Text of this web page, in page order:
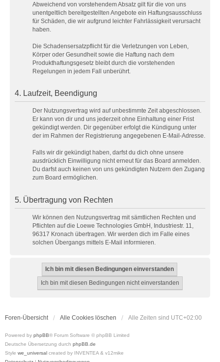
Abweichend von vorstehendem Absatz gilt für die von uns
unentgeltlich bereitgestellten Angebote ein Haftungsausschluss
für Schäden, die wir aufgrund leichter Fahrlässigkeit verursacht
haben.
Die Schadensersatzpflicht für die Verletzungen von Leben,
Körper oder Gesundheit sowie die Haftung nach dem
Produkthaftungsgesetz bleibt durch die vorstehenden
Regelungen in jedem Fall unberührt.
4. Laufzeit, Beendigung
Der Nutzungsvertrag wird auf unbestimmte Zeit abgeschlossen.
Er kann von dir und uns jederzeit ohne Einhaltung einer Frist
gekündigt werden. Dir gegenüber erfolgt die Kündigung unter
der im Rahmen der Registrierung angegebenen E-Mail-Adresse.
Falls wir dir gekündigt haben, darfst du dich ohne unsere
ausdrücklich Einwilligung nicht erneut für das Board anmelden.
Du darfst auch keinen von uns gekündigten Nutzern den Zugang
zum Board ermöglichen.
5. Übertragung von Rechten
Wir können den Nutzungsvertrag mit sämtlichen Rechten und
Pflichten auf die Loewe Technologies GmbH, Industriestr. 11,
96317 Kronach übertragen. Wir werden dich im Falle eines
solchen Übergangs mittels E-Mail informieren.
Foren-Übersicht Alle Cookies löschen Alle Zeiten sind UTC+02:00
Powered by phpBB® Forum Software © phpBB Limited
Deutsche Übersetzung durch phpBB.de
Style we_universal created by INVENTEA & v12mike